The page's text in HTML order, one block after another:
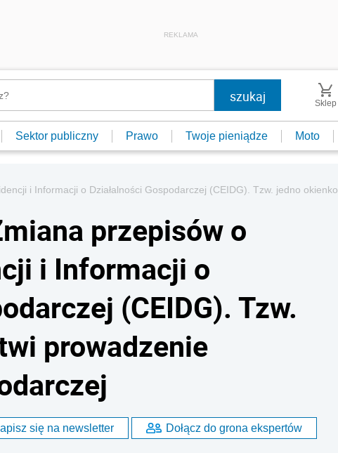
REKLAMA
Sklep
Sektor publiczny Prawo Twoje pieniądze Moto
i Informacji o Działalności Gospodarczej (CEIDG). Tzw. jedno
przepisów o
i Informacji o
(CEIDG). Tzw.
prowadzenie
się na newsletter Dołącz do grona ekspertów